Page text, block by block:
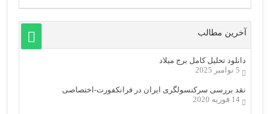
آخرین مطالب
دانلود تحلیل کامل برج میلاد
5 نوامبر 2025
نقد بررسی سرکنسولگری ایران در فرانکفورت-اختصاصی
14 فوریه 2020